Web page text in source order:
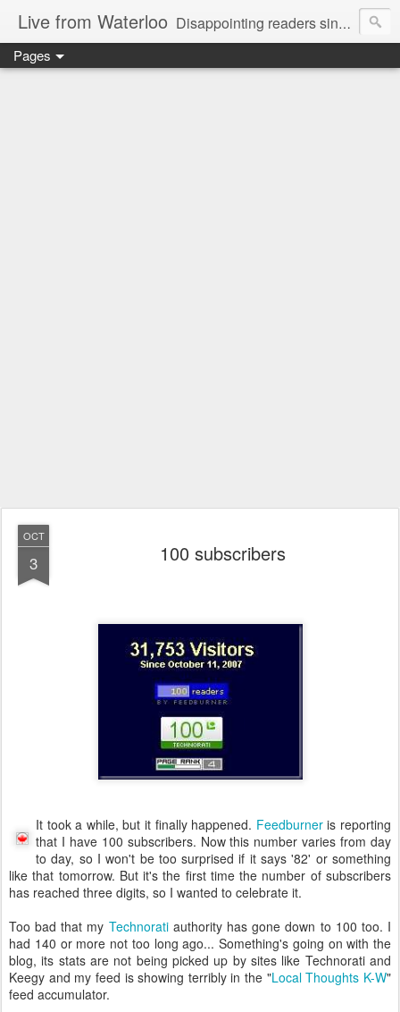
Live from Waterloo Disappointing readers since 2006
Pages
OCT
3 100 subscribers
It took a while, but it finally happened. Feedburneris reporting
that I have 100 subscribers. Now this number varies from day
to day, so I won't be too surprised if it says '82' or something
like that tomorrow. But it's the first time the number of subscribers
has reached three digits, so I wanted to celebrate it.
Too bad that my Technoratiauthority has gone down to 100 too. I
had 140 or more not too long ago... Something's going on with the
blog, its stats are not being picked up by sites like Technorati and
Keegy and my feed is showing terribly in the "Local Thoughts K-W"
feed accumulator.